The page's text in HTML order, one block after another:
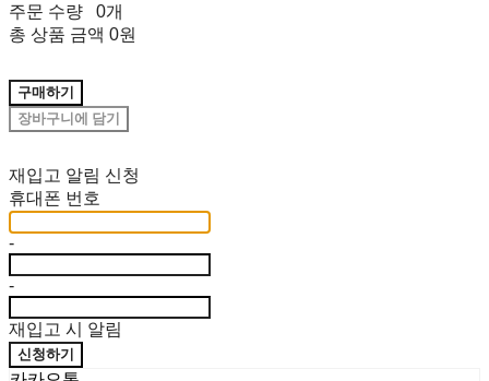
주문 수량
0개
총 상품 금액 0원
구매하기
장바구니에 담기
재입고 알림 신청
휴대폰 번호
-
-
재입고 시 알림
신청하기